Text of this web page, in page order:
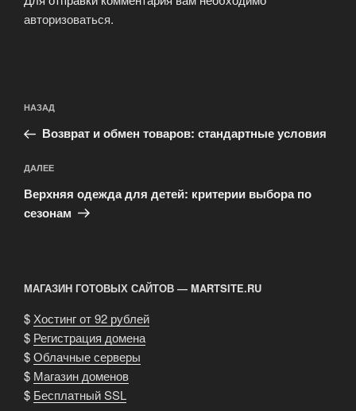
авторизоваться.
по
записям
Предыдущая
запись:
НАЗАД
Возврат и обмен товаров: стандартные условия
Следующая
запись
ДАЛЕЕ
Верхняя одежда для детей: критерии выбора по
сезонам
МАГАЗИН ГОТОВЫХ САЙТОВ — MARTSITE.RU
$Хостинг от 92 рублей
$ Регистрация домена
$Облачные серверы
$ Магазин доменов
$ Бесплатный SSL